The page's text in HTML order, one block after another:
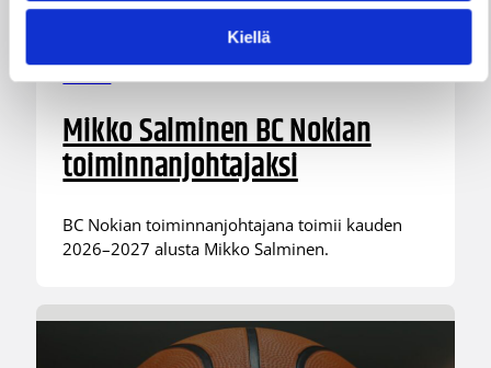
Kiellä
Alueet
Mikko Salminen BC Nokian
toiminnanjohtajaksi
BC Nokian toiminnanjohtajana toimii kauden
2026–2027 alusta Mikko Salminen.